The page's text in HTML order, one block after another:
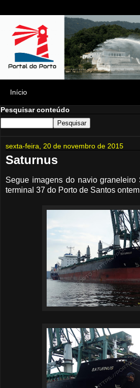
Pesquisar conteúdo
sexta-feira, 20 de novembro de 2015
Saturnus
Segue imagens do navio graneleiro
terminal 37 do Porto de Santos